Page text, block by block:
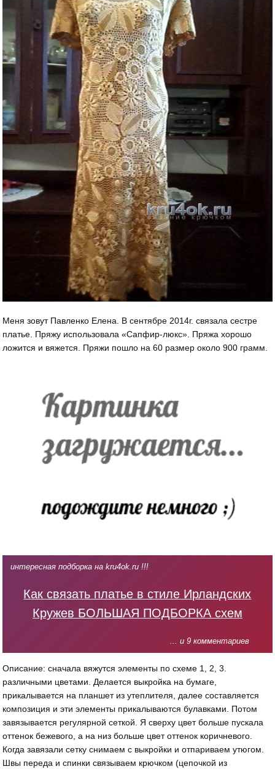
Меня зовут Павленко Елена. В сентябре 2014г. связала сестре
платье. Пряжу использовала «Сапфир-люкс». Пряжа хорошо
ложится и вяжется. Пряжи пошло на 60 размер около 900 грамм.
интересная подборка на kru4ok.ru !!!
Как связать платье в стиле Ирландских
Кружев БОЛЬШАЯ ПОДБОРКА схем
... и 9 комментариев
Описание: сначала вяжутся элементы по схеме 1, 2, 3.
различными цветами. Делается выкройка на бумаге,
прикалывается на планшет из утеплителя, далее составляется
композиция и эти элементы прикалываются булавками. Потом
завязывается регулярной сеткой. Я сверху цвет больше пускала
оттенок бежевого, а на низ больше цвет оттенок коричневого.
Когда завязали сетку снимаем с выкройки и отпариваем утюгом.
Швы переда и спинки связываем крючком (цепочкой из